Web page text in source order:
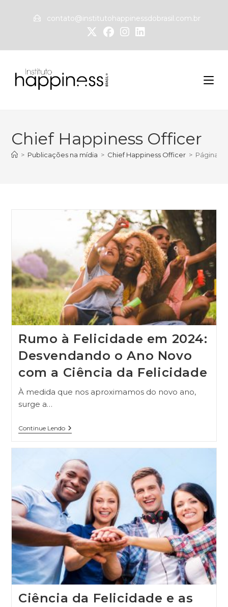
contato@institutohappinessdobrasil.com.br
Chief Happiness Officer
> Publicações na mídia > Chief Happiness Officer > Página 28
Rumo à Felicidade em 2024:
Desvendando o Ano Novo
com a Ciência da Felicidade
À medida que nos aproximamos do novo ano,
surge a…
Continue Lendo
Ciência da Felicidade e as